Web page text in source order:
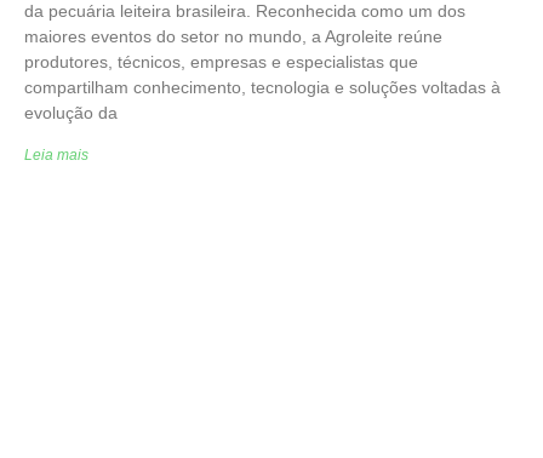
da pecuária leiteira brasileira. Reconhecida como um dos
maiores eventos do setor no mundo, a Agroleite reúne
produtores, técnicos, empresas e especialistas que
compartilham conhecimento, tecnologia e soluções voltadas à
evolução da
Leia mais